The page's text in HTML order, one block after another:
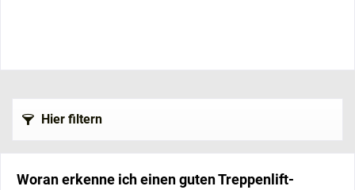
Hier filtern
Woran erkenne ich einen guten Treppenlift-